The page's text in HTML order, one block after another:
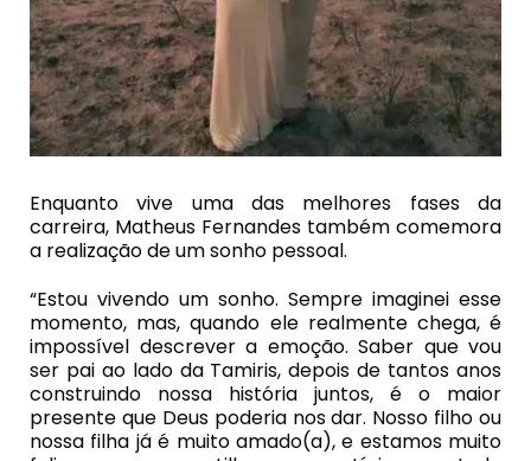
Enquanto vive uma das melhores fases da
carreira, Matheus Fernandes também comemora
a realização de um sonho pessoal.
“Estou vivendo um sonho. Sempre imaginei esse
momento, mas, quando ele realmente chega, é
impossível descrever a emoção. Saber que vou
ser pai ao lado da Tamiris, depois de tantos anos
construindo nossa história juntos, é o maior
presente que Deus poderia nos dar. Nosso filho ou
nossa filha já é muito amado(a), e estamos muito